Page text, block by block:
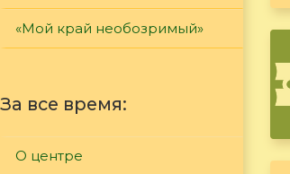
«Мой край необозримый»
За все время:
О центре